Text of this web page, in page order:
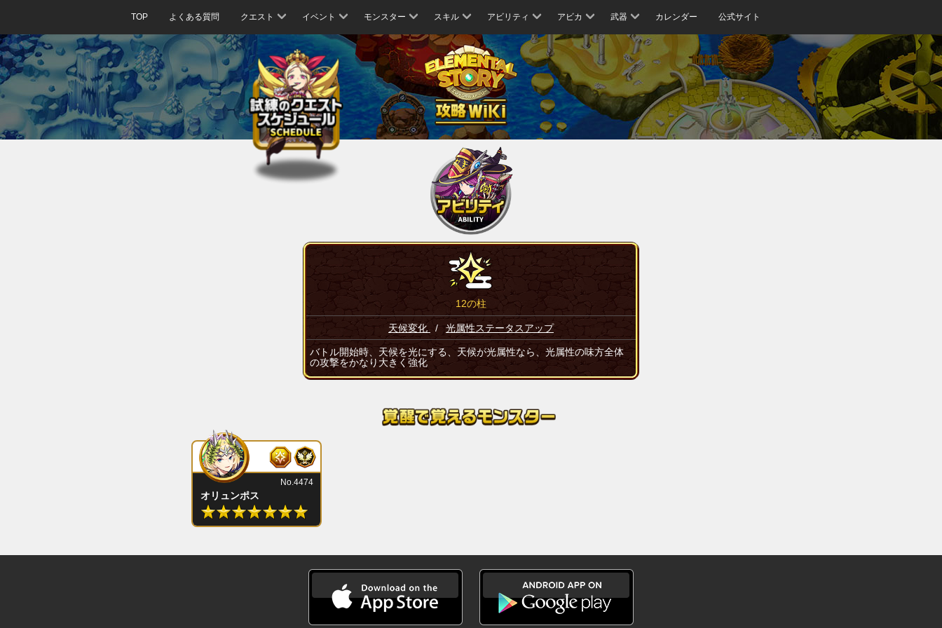
TOP よくある質問 クエスト イベント モンスター スキル アビリティ アビカ 武器 カレンダー 公式サイト
12の柱
天候変化 / 光属性ステータスアップ
バトル開始時、天候を光にする、天候が光属性なら、光属性の味方全体
の攻撃をかなり大きく強化
オリュンポス
No.4474